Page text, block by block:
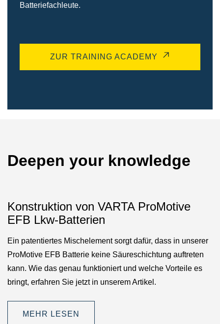
Batteriefachleute.
ZUR TRAINING ACADEMY
Deepen your knowledge
Konstruktion von VARTA ProMotive
EFB Lkw-Batterien
Ein patentiertes Mischelement sorgt dafür, dass in unserer
ProMotive EFB Batterie keine Säureschichtung auftreten
kann. Wie das genau funktioniert und welche Vorteile es
bringt, erfahren Sie jetzt in unserem Artikel.
MEHR LESEN